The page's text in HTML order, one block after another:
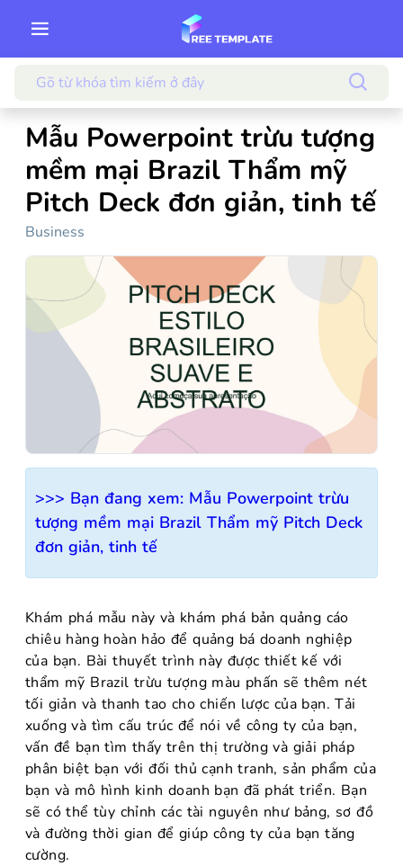
Mẫu Powerpoint trừu tượng
mềm mại Brazil Thẩm mỹ
Pitch Deck đơn giản, tinh tế
Business
>>> Bạn đang xem: Mẫu Powerpoint trừu
tượng mềm mại Brazil Thẩm mỹ Pitch Deck
đơn giản, tinh tế
Khám phá mẫu này và khám phá bản quảng cáo
chiêu hàng hoàn hảo để quảng bá doanh nghiệp
của bạn. Bài thuyết trình này được thiết kế với
thẩm mỹ Brazil trừu tượng màu phấn sẽ thêm nét
tối giản và thanh tao cho chiến lược của bạn. Tải
xuống và tìm cấu trúc để nói về công ty của bạn,
vấn đề bạn tìm thấy trên thị trường và giải pháp
phân biệt bạn với đối thủ cạnh tranh, sản phẩm của
bạn và mô hình kinh doanh bạn đã phát triển. Bạn
sẽ có thể tùy chỉnh các tài nguyên như bảng, sơ đồ
và đường thời gian để giúp công ty của bạn tăng
cường.